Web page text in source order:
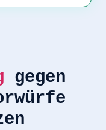
gegen